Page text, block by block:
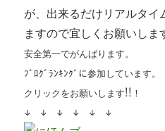
が、出来るだけリアルタイ
ますので宜しくお願いしま
安全第一でがんばります。
ﾌﾞﾛｸﾞﾗﾝｷﾝｸﾞに参加しています。
クリックをお願いします!!！
↓ ↓ ↓ ↓ ↓ ↓